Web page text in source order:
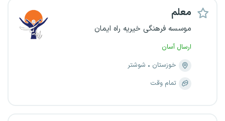
معلم
موسسه فرهنگی خیریه راه ایمان
ارسال آسان
خوزستان
شوشتر
تمام وقت